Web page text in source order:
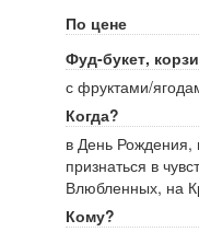
По цене
Фуд-букет,
с фруктами/
Когда?
в День Рождения,
признаться в
Влюбленных, на
Кому?